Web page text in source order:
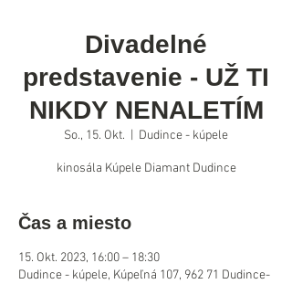
Divadelné
predstavenie - UŽ TI
NIKDY NENALETÍM
So., 15. Okt. Dudince - kúpele
kinosála Kúpele Diamant Dudince
Čas a miesto
15. Okt. 2023, 16:00 – 18:30
Dudince - kúpele, Kúpeľná 107, 962 71 Dudince-